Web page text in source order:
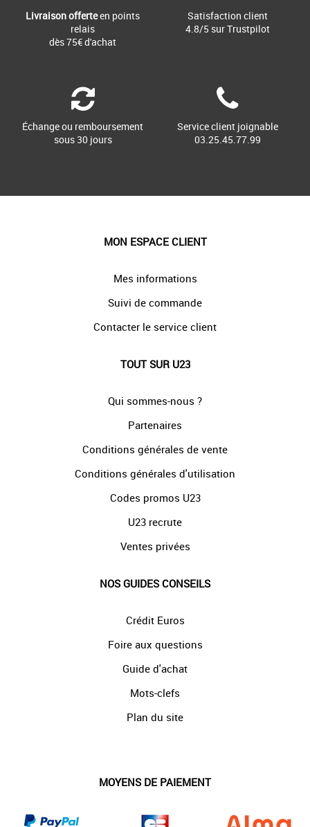
Livraison offerteen points
relais
dès 75€ d'achat
Satisfaction client
4.8/5 sur Trustpilot
Échange ou remboursement
sous 30 jours
Service client joignable
03.25.45.77.99
MON ESPACE CLIENT
Mes informations
Suivi de commande
Contacter le service client
TOUT SUR U23
Qui sommes-nous ?
Partenaires
Conditions générales de vente
Conditions générales d'utilisation
Codes promos U23
U23 recrute
Ventes privées
NOS GUIDES CONSEILS
Crédit Euros
Foire aux questions
Guide d'achat
Mots-clefs
Plan du site
MOYENS DE PAIEMENT